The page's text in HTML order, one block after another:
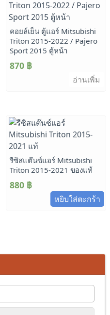
คอยล์เย็น ตู้แอร์ Mitsubishi
Triton 2015-2022 / Pajero
Sport 2015 ตู้หน้า
870 ฿
อ่านเพิ่ม
รีซิสแต๊นซ์แอร์ Mitsubishi
Triton 2015-2021 ของแท้
880 ฿
หยิบใส่ตะกร้า